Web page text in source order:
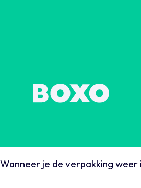
Wanneer je de verpakking